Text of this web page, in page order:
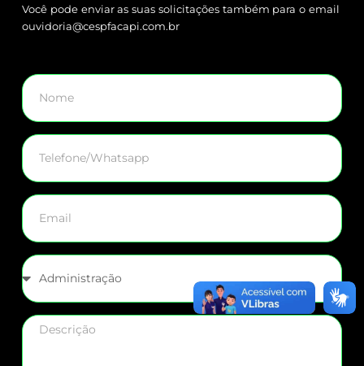
Você pode enviar as suas solicitações também para o email
ouvidoria@cespfacapi.com.br